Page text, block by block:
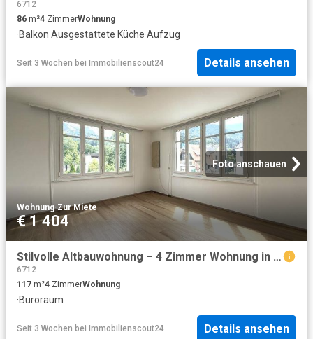
6712
86 m²4 ZimmerWohnung
·Balkon·Ausgestattete Küche·Aufzug
Seit 3 Wochen bei Immobilienscout24 Details ansehen
Foto anschauen
Wohnung·Zur Miete
€ 1 404
Stilvolle Altbauwohnung – 4 Zimmer Wohnung in Top Zustand in Frastanz
6712
117 m²4 ZimmerWohnung
·Büroraum
Seit 3 Wochen bei Immobilienscout24 Details ansehen